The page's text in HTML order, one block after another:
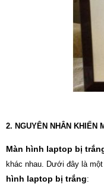
2. NGUYÊN NHÂN KHIẾN
Màn hình laptop bị
khác nhau. Dưới đây là
hình laptop bị trắng: